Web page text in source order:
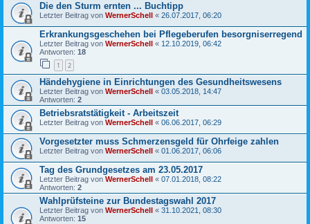
Die den Sturm ernten ... Buchtipp
Letzter Beitrag von WernerSchell « 26.07.2017, 06:20
Erkrankungsgeschehen bei Pflegeberufen besorgniserregend
Letzter Beitrag von WernerSchell « 12.10.2019, 06:42
Antworten: 18
1 2
Händehygiene in Einrichtungen des Gesundheitswesens
Letzter Beitrag von WernerSchell « 03.05.2018, 14:47
Antworten: 2
Betriebsratstätigkeit - Arbeitszeit
Letzter Beitrag von WernerSchell « 06.06.2017, 06:29
Vorgesetzter muss Schmerzensgeld für Ohrfeige zahlen
Letzter Beitrag von WernerSchell « 01.06.2017, 06:06
Tag des Grundgesetzes am 23.05.2017
Letzter Beitrag von WernerSchell « 07.01.2018, 08:22
Antworten: 2
Wahlprüfsteine zur Bundestagswahl 2017
Letzter Beitrag von WernerSchell « 31.10.2021, 08:30
Antworten: 15